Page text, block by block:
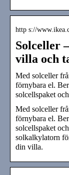
http s://
Solceller
villa och
Med solceller
förnybara el.
solcellspaket
Med solceller
förnybara el.
solcellspaket
solkalkylatorn
din villa.